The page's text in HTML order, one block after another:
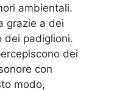
ambientali.
grazie a dei
dei padiglioni.
dei
con
modo,